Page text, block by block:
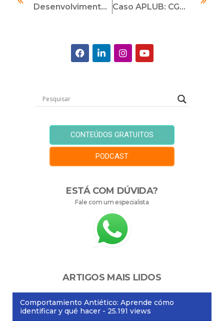
Desenvolvimento De Carreira: Como Evoluir Profissionalmente De Forma Planejada? Caso APLUB: CGU Investiga Fraude, Aplica Multas Milionárias E Aponta Atuação Irregular Na SUSEP
CONTEÚDOS GRATUITOS
PODCAST
ESTÁ COM DÚVIDA?
Fale com um especialista
ARTIGOS MAIS LIDOS
Comportamiento Antiético: Aprende cómo
identificar y qué hacer - 25.191 views